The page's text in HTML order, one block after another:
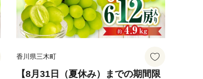
香川県三木町
【8月31日（夏休み）までの期間限